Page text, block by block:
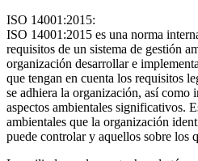
ISO 14001:2015:
ISO 14001:2015 es una norma
requisitos de un sistema de gestión
organización desarrollar e
que tengan en cuenta los requisitos
se adhiera la organización, así como
aspectos ambientales significativos.
ambientales que la organización
puede controlar y aquellos sobre los